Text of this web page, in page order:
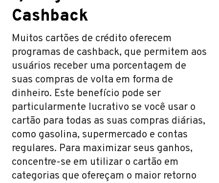
Cashback
Muitos cartões de crédito oferecem
programas de cashback, que permitem aos
usuários receber uma porcentagem de
suas compras de volta em forma de
dinheiro. Este benefício pode ser
particularmente lucrativo se você usar o
cartão para todas as suas compras diárias,
como gasolina, supermercado e contas
regulares. Para maximizar seus ganhos,
concentre-se em utilizar o cartão em
categorias que ofereçam o maior retorno